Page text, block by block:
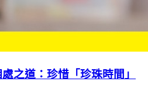
之道：珍惜「珍珠時間」